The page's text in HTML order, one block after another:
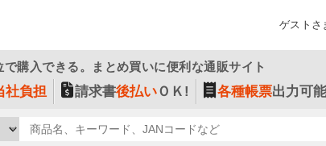
ゲスト
で購入できる。まとめ買いに便利な通販サイト
社負担 請求書後払いＯＫ! 各種帳票出力可能